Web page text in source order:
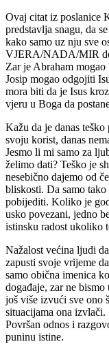
Ovaj citat iz poslanice
predstavlja snagu, da
kako samo uz nju sve
VJERA/NADA/MIR
Zar je Abraham
Josip mogao odgojiti
mora biti da je Isus
vjeru u Boga da
Kažu da je danas
svoju korist, danas
Jesmo li mi samo za
želimo dati? Teško je
nesebično dajemo od
bliskosti. Da samo
pobijediti. Koliko je
usko povezani, jedno
istinsku radost ukoliko
Nažalost većina ljudi
zapusti svoje vrijeme
samo obična imenica
događaje, zar ne
još više izvući sve ono
situacijama ona
Površan odnos i
puninu istine.